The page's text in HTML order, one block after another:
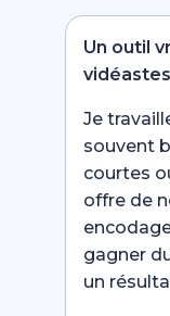
Un outil
vidéastes
Je
souvent
courtes
offre de
gagner
un